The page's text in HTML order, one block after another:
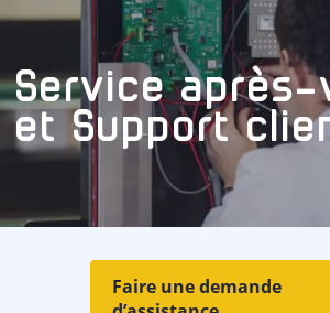
Service après-
et Support
Faire une demande